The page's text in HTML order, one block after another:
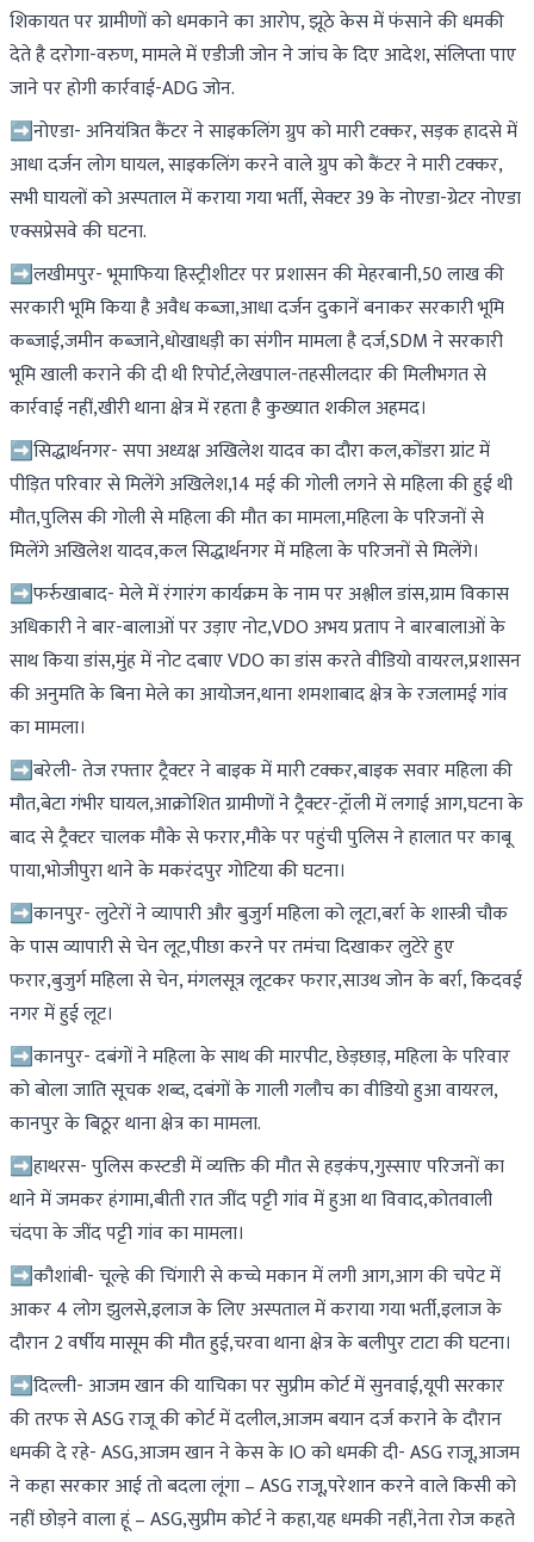
शिकायत पर ग्रामीणों को धमकाने का आरोप, झूठे केस में फंसाने की धमकी
देते है दरोगा-वरुण, मामले में एडीजी जोन ने जांच के दिए आदेश, संलिप्ता पाए
जाने पर होगी कार्रवाई-ADG जोन.
➡नोएडा- अनियंत्रित कैंटर ने साइकलिंग ग्रुप को मारी टक्कर, सड़क हादसे में
आधा दर्जन लोग घायल, साइकलिंग करने वाले ग्रुप को कैंटर ने मारी टक्कर,
सभी घायलों को अस्पताल में कराया गया भर्ती, सेक्टर 39 के नोएडा-ग्रेटर नोएडा
एक्सप्रेसवे की घटना.
➡लखीमपुर- भूमाफिया हिस्ट्रीशीटर पर प्रशासन की मेहरबानी,50 लाख की
सरकारी भूमि किया है अवैध कब्जा,आधा दर्जन दुकानें बनाकर सरकारी भूमि
कब्जाई,जमीन कब्जाने,धोखाधड़ी का संगीन मामला है दर्ज,SDM ने सरकारी
भूमि खाली कराने की दी थी रिपोर्ट,लेखपाल-तहसीलदार की मिलीभगत से
कार्रवाई नहीं,खीरी थाना क्षेत्र में रहता है कुख्यात शकील अहमद।
➡सिद्धार्थनगर- सपा अध्यक्ष अखिलेश यादव का दौरा कल,कोंडरा ग्रांट में
पीड़ित परिवार से मिलेंगे अखिलेश,14 मई की गोली लगने से महिला की हुई थी
मौत,पुलिस की गोली से महिला की मौत का मामला,महिला के परिजनों से
मिलेंगे अखिलेश यादव,कल सिद्धार्थनगर में महिला के परिजनों से मिलेंगे।
➡फर्रुखाबाद- मेले में रंगारंग कार्यक्रम के नाम पर अश्लील डांस,ग्राम विकास
अधिकारी ने बार-बालाओं पर उड़ाए नोट,VDO अभय प्रताप ने बारबालाओं के
साथ किया डांस,मुंह में नोट दबाए VDO का डांस करते वीडियो वायरल,प्रशासन
की अनुमति के बिना मेले का आयोजन,थाना शमशाबाद क्षेत्र के रजलामई गांव
का मामला।
➡बरेली- तेज रफ्तार ट्रैक्टर ने बाइक में मारी टक्कर,बाइक सवार महिला की
मौत,बेटा गंभीर घायल,आक्रोशित ग्रामीणों ने ट्रैक्टर-ट्रॉली में लगाई आग,घटना के
बाद से ट्रैक्टर चालक मौके से फरार,मौके पर पहुंची पुलिस ने हालात पर काबू
पाया,भोजीपुरा थाने के मकरंदपुर गोटिया की घटना।
➡कानपुर- लुटेरों ने व्यापारी और बुजुर्ग महिला को लूटा,बर्रा के शास्त्री चौक
के पास व्यापारी से चेन लूट,पीछा करने पर तमंचा दिखाकर लुटेरे हुए
फरार,बुजुर्ग महिला से चेन, मंगलसूत्र लूटकर फरार,साउथ जोन के बर्रा, किदवई
नगर में हुई लूट।
➡कानपुर- दबंगों ने महिला के साथ की मारपीट, छेड़छाड़, महिला के परिवार
को बोला जाति सूचक शब्द, दबंगों के गाली गलौच का वीडियो हुआ वायरल,
कानपुर के बिठूर थाना क्षेत्र का मामला.
➡हाथरस- पुलिस कस्टडी में व्यक्ति की मौत से हड़कंप,गुस्साए परिजनों का
थाने में जमकर हंगामा,बीती रात जींद पट्टी गांव में हुआ था विवाद,कोतवाली
चंदपा के जींद पट्टी गांव का मामला।
➡कौशांबी- चूल्हे की चिंगारी से कच्चे मकान में लगी आग,आग की चपेट में
आकर 4 लोग झुलसे,इलाज के लिए अस्पताल में कराया गया भर्ती,इलाज के
दौरान 2 वर्षीय मासूम की मौत हुई,चरवा थाना क्षेत्र के बलीपुर टाटा की घटना।
➡दिल्ली- आजम खान की याचिका पर सुप्रीम कोर्ट में सुनवाई,यूपी सरकार
की तरफ से ASG राजू की कोर्ट में दलील,आजम बयान दर्ज कराने के दौरान
धमकी दे रहे- ASG,आजम खान ने केस के IO को धमकी दी- ASG राजू,आजम
ने कहा सरकार आई तो बदला लूंगा – ASG राजू,परेशान करने वाले किसी को
नहीं छोड़ने वाला हूं – ASG,सुप्रीम कोर्ट ने कहा,यह धमकी नहीं,नेता रोज कहते